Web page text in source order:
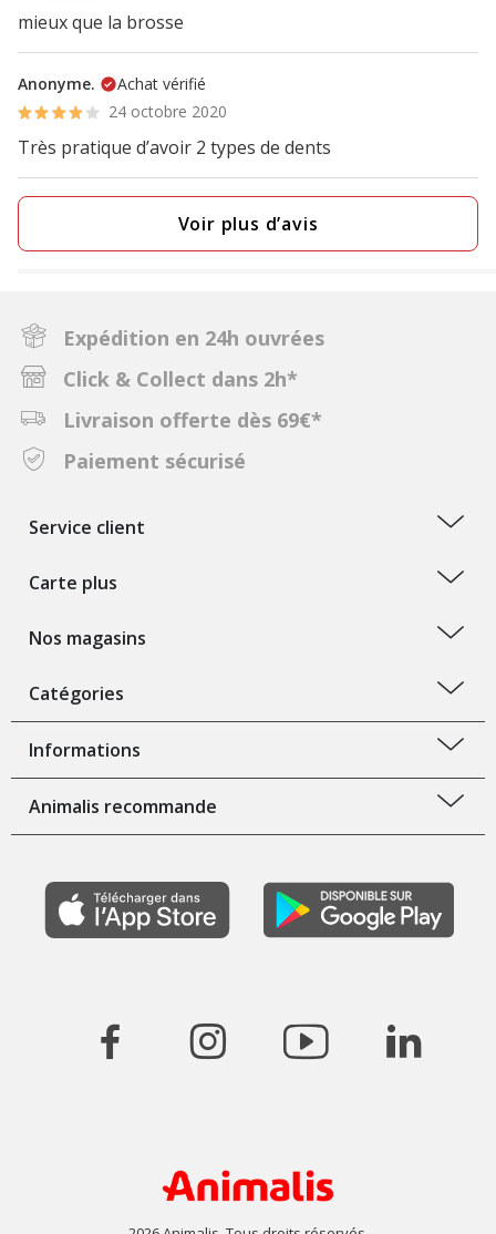
mieux que la brosse
Anonyme.
Achat vérifié
24 octobre 2020
Très pratique d’avoir 2 types de dents
Voir plus d’avis
Expédition en 24h ouvrées
Click & Collect dans 2h*
Livraison offerte dès 69€*
Paiement sécurisé
Service client
Carte plus
Nos magasins
Catégories
Informations
Animalis recommande